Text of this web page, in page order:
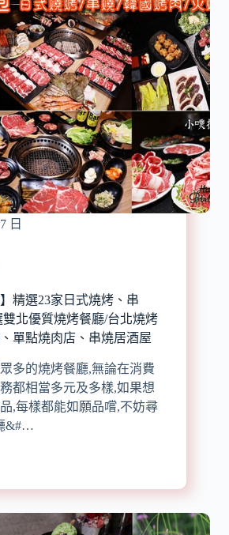
日
精選23家日式燒烤、串
北優質燒烤餐廳/台北燒烤
單點燒肉店、串燒居酒屋
多的燒烤餐廳,無論在消費
都相當多元及多樣,如果想
,每樣都能如願品嚐,不妨尋
&#…